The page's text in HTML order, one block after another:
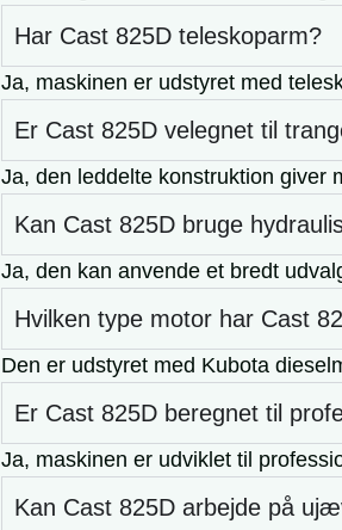
Har Cast 825D teleskoparm?
Ja, maskinen er udstyret med
Er Cast 825D velegnet til
Ja, den leddelte konstruktion giver
Kan Cast 825D bruge
Ja, den kan anvende et bredt
Hvilken type motor har Cast
Den er udstyret med Kubota
Er Cast 825D beregnet til
Ja, maskinen er udviklet til
Kan Cast 825D arbejde på